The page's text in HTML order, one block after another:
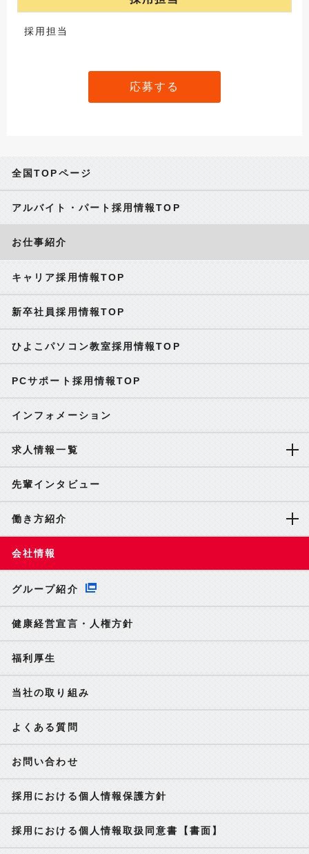
採用担当
応募する
全国TOPページ
アルバイト・パート採用情報TOP
お仕事紹介
キャリア採用情報TOP
新卒社員採用情報TOP
ひよこパソコン教室採用情報TOP
PCサポート採用情報TOP
インフォメーション
求人情報一覧
先輩インタビュー
働き方紹介
会社情報
グループ紹介
健康経営宣言・人権方針
福利厚生
当社の取り組み
よくある質問
お問い合わせ
採用における個人情報保護方針
採用における個人情報取扱同意書【書面】